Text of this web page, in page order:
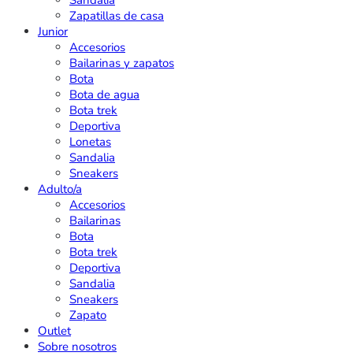
Zapatillas de casa
Junior
Accesorios
Bailarinas y zapatos
Bota
Bota de agua
Bota trek
Deportiva
Lonetas
Sandalia
Sneakers
Adulto/a
Accesorios
Bailarinas
Bota
Bota trek
Deportiva
Sandalia
Sneakers
Zapato
Outlet
Sobre nosotros